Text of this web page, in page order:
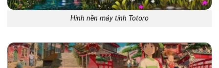
Hình nền máy tính Totoro